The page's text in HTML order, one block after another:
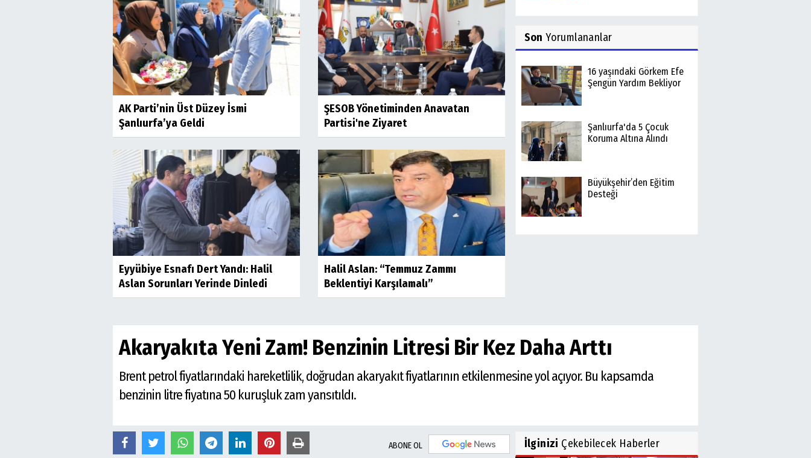
AK Parti’nin Üst Düzey İsmi
Şanlıurfa’ya Geldi
ŞESOB Yönetiminden Anavatan
Partisi'ne Ziyaret
Eyyübiye Esnafı Dert Yandı: Halil
Aslan Sorunları Yerinde Dinledi
Halil Aslan: “Temmuz Zammı
Beklentiyi Karşılamalı”
Son Yorumlananlar
16 yaşındaki Görkem Efe
Şengün Yardım Bekliyor
Şanlıurfa'da 5 Çocuk
Koruma Altına Alındı
Büyükşehir’den Eğitim
Desteği
Akaryakıta Yeni Zam! Benzinin Litresi Bir Kez Daha Arttı
Brent petrol fiyatlarındaki hareketlilik, doğrudan akaryakıt fiyatlarının etkilenmesine yol açıyor. Bu kapsamda
benzinin litre fiyatına 50 kuruşluk zam yansıtıldı.
ABONE OL İlginizi Çekebilecek Haberler